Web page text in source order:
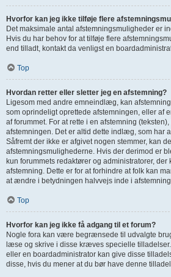
Hvorfor kan jeg ikke tilføje flere
Det maksimale antal afstemningsmuligheder er
Hvis du har behov for at tilføje flere
end tilladt, kontakt da venligst en
Top
Hvordan retter eller sletter jeg en afstemning?
Ligesom med andre emneindlæg, kan
som oprindeligt oprettede afstemningen, eller af
af forummet. For at rette i en afstemning
afstemningen. Det er altid dette indlæg, som har
Såfremt der ikke er afgivet nogen stemmer, kan
afstemningsmulighederne. Hvis der derimod er
kun forummets redaktører og administratorer, der
afstemning. Dette er for at forhindre at folk kan
at ændre i betydningen halvvejs inde i
Top
Hvorfor kan jeg ikke få adgang til et forum?
Nogle fora kan være begrænsede til udvalgte
læse og skrive i disse kræves specielle
eller en boardadministrator kan give disse
disse, hvis du mener at du bør have denne